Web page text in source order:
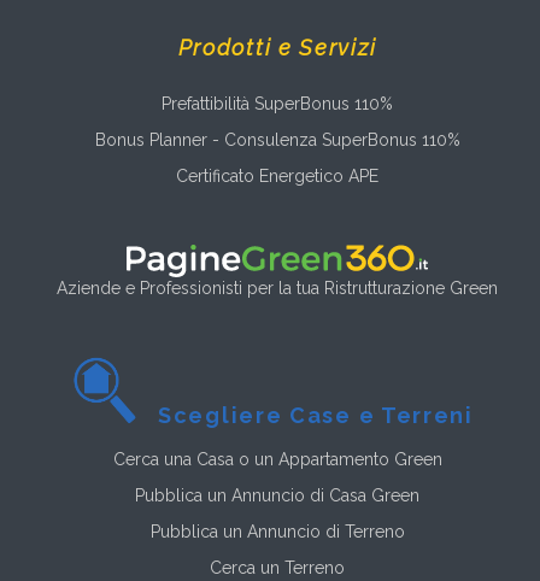
Prodotti e Servizi
Prefattibilità SuperBonus 110%
Bonus Planner - Consulenza SuperBonus 110%
Certificato Energetico APE
Aziende e Professionisti per la tua Ristrutturazione Green
Scegliere Case e Terreni
Cerca una Casa o un Appartamento Green
Pubblica un Annuncio di Casa Green
Pubblica un Annuncio di Terreno
Cerca un Terreno